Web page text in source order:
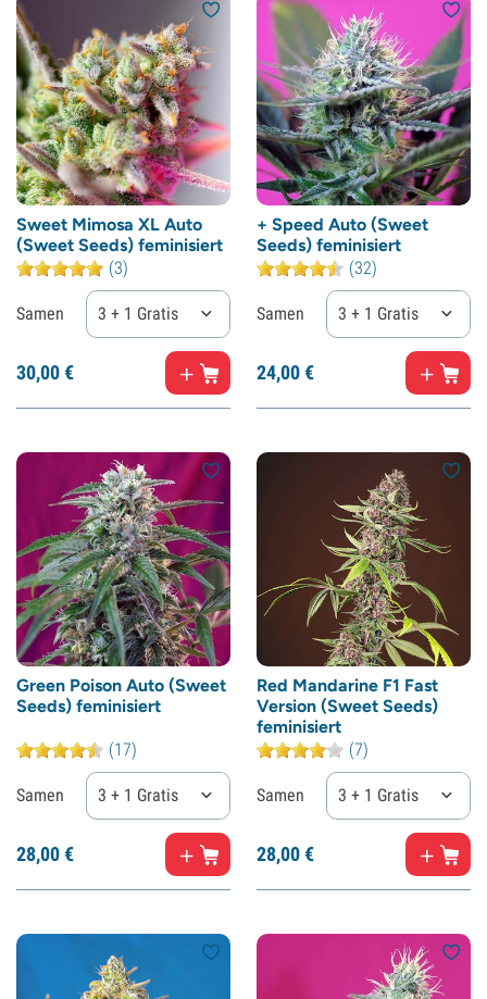
Sweet Mimosa XL Auto
(Sweet Seeds) feminisiert
(3)
Samen 3 + 1 Gratis
30,00€
+ Speed Auto (Sweet
Seeds) feminisiert
(32)
Samen 3 + 1 Gratis
24,00€
Green Poison Auto (Sweet
Seeds) feminisiert
(17)
Samen 3 + 1 Gratis
28,00€
Red Mandarine F1 Fast
Version (Sweet Seeds)
feminisiert
(7)
Samen 3 + 1 Gratis
28,00€